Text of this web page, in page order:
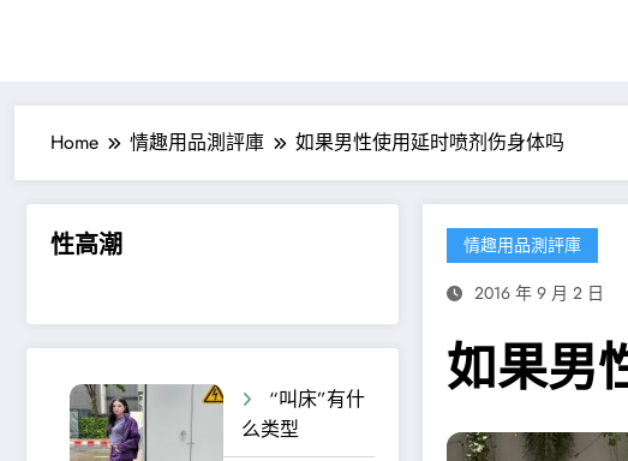
Home 情趣用品測評庫 如果男性使用延时喷剂伤身体吗
性高潮
“叫床”有什
么类型
情趣用品測評庫
2016 年 9 月 2 日
如果男